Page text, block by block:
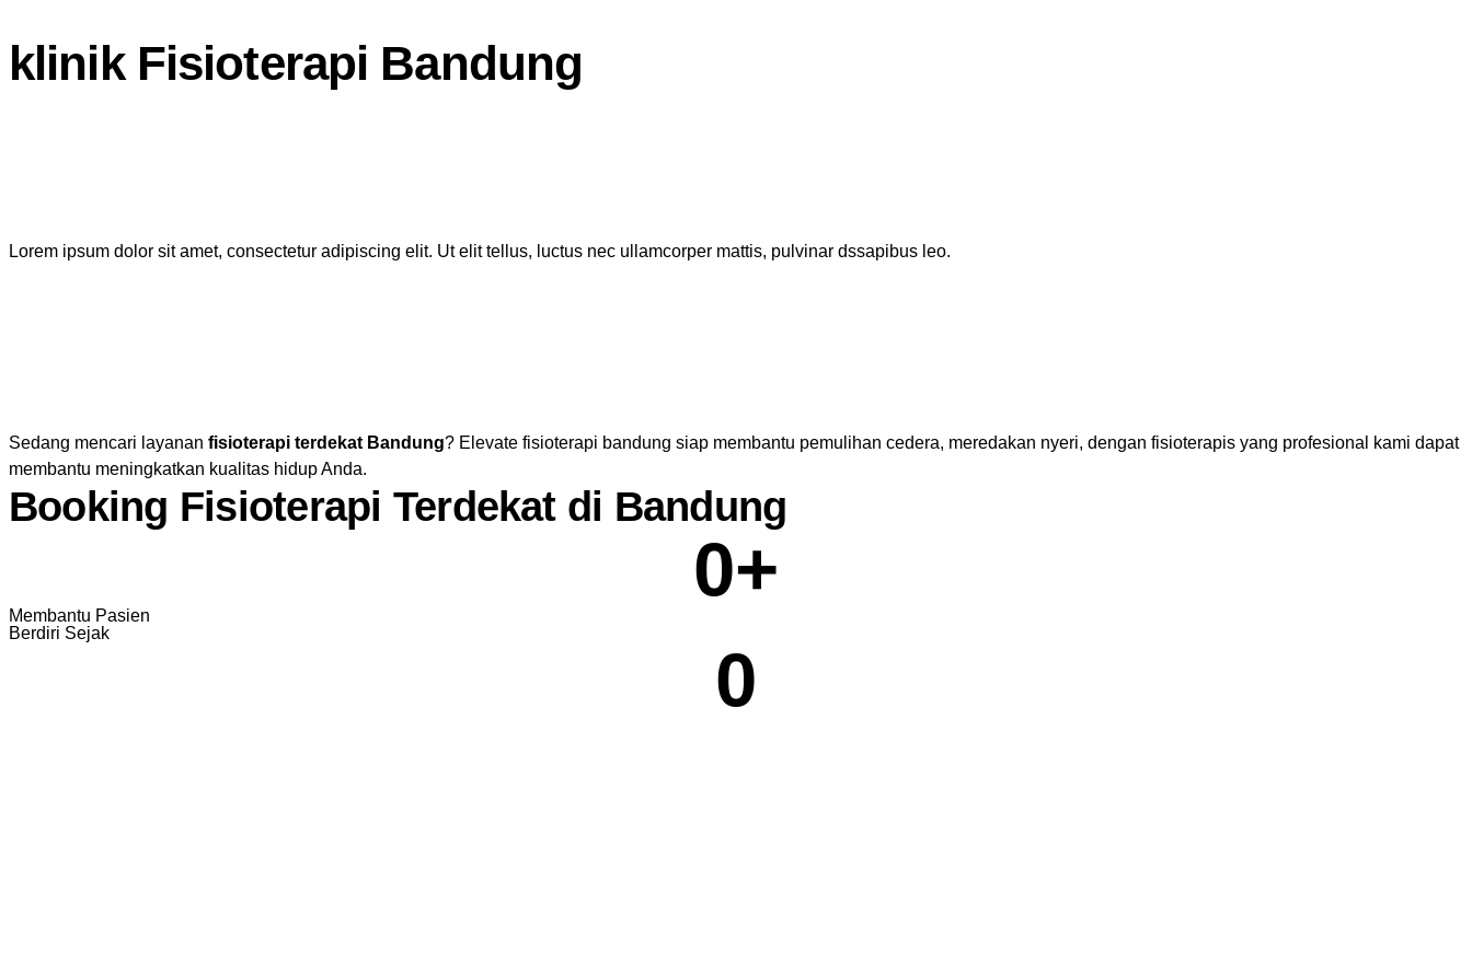
klinik Fisioterapi Bandung
Lorem ipsum dolor sit amet, consectetur adipiscing elit. Ut elit tellus, luctus nec ullamcorper mattis, pulvinar dssapibus leo.
Sedang mencari layanan fisioterapi terdekat Bandung? Elevate fisioterapi bandung siap membantu pemulihan cedera, meredakan nyeri, dengan fisioterapis yang profesional kami dapat
membantu meningkatkan kualitas hidup Anda.
Booking Fisioterapi Terdekat di Bandung
0+
Membantu Pasien
Berdiri Sejak
0